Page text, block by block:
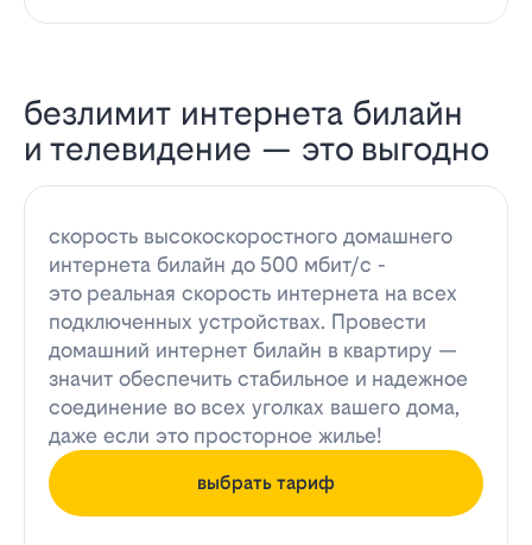
безлимит интернета билайн
и телевидение — это выгодно
скорость высокоскоростного домашнего
интернета билайн до 500 мбит/с -
это реальная скорость интернета на всех
подключенных устройствах. Провести
домашний интернет билайн в квартиру —
значит обеспечить стабильное и надежное
соединение во всех уголках вашего дома,
даже если это просторное жилье!
выбрать тариф